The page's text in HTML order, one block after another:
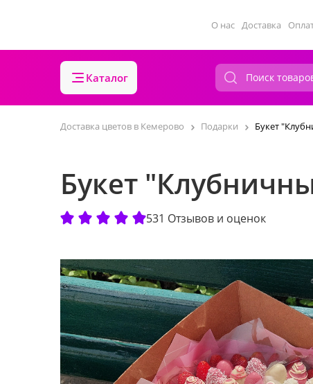
О нас Доставка
Каталог
Доставка цветов в Кемерово Подарки Букет
Букет
531 Отзывов и оценок